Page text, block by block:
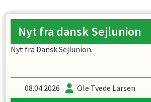
Nyt fra dansk Sejlunion
Nyt fra Dansk Sejlunion.
08.04.2026 Ole Tvede Larsen